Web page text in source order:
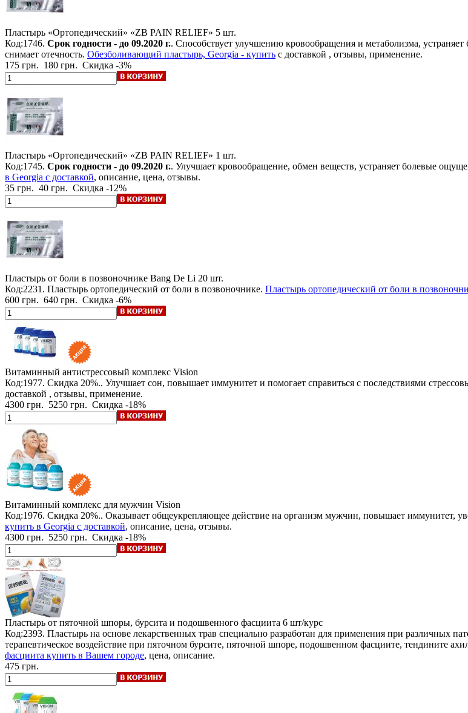
Пластырь «Ортопедический» «ZB PAIN RELIEF» 5 шт.
Код:1746. Срок годности - до 09.2020 г.. Способствует улучшению кровообращения и метаболизма,
снимает отечность. Обезболивающий пластырь, Georgia - купить с доставкой , отзывы, применение.
175 грн. 180 грн. Скидка -3%
Пластырь «Ортопедический» «ZB PAIN RELIEF» 1 шт.
Код:1745. Срок годности - до 09.2020 г.. Улучшает кровообращение, обмен веществ, устраняет болевые
в Georgia с доставкой, описание, цена, отзывы.
35 грн. 40 грн. Скидка -12%
Пластырь от боли в позвоночнике Bang De Li 20 шт.
Код:2231. Пластырь ортопедический от боли в позвоночнике. Пластырь ортопедический от боли в
600 грн. 640 грн. Скидка -6%
Витаминный антистрессовый комплекс Vision
Код:1977. Скидка 20%.. Улучшает сон, повышает иммунитет и помогает справиться с последствиями
доставкой , отзывы, применение.
4300 грн. 5250 грн. Скидка -18%
Витаминный комплекс для мужчин Vision
Код:1976. Скидка 20%.. Оказывает общеукрепляющее действие на организм мужчин, повышает иммунитет,
купить в Georgia с доставкой, описание, цена, отзывы.
4300 грн. 5250 грн. Скидка -18%
Пластырь от пяточной шпоры, бурсита и подошвенного фасциита 6 шт/курс
Код:2393. Пластырь на основе лекарственных трав специально разработан для применения при различных
терапевтическое воздействие при пяточном бурсите, пяточной шпоре, подошвенном фасциите, тендините
фасциита купить в Вашем городе, цена, описание.
475 грн.